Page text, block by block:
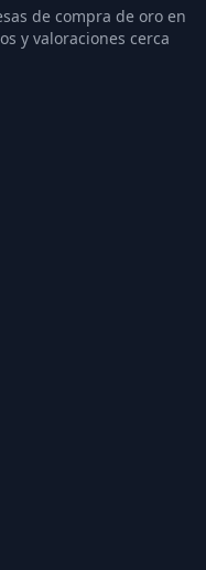
de compra de oro en
y valoraciones cerca